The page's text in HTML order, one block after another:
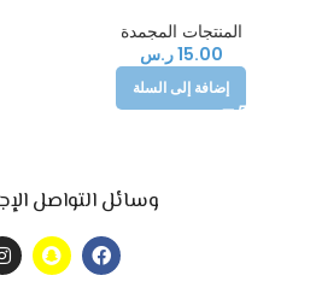
المنتجات المجمدة
15.00ر.س
إضافة إلى السلة
وسائل التواصل